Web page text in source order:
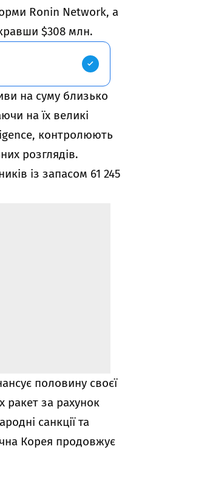
Ronin Network, а
$308 млн.
на суму близько
на їх великі
контролюють
розглядів.
із запасом 61 245
половину своєї
ракет за рахунок
санкції та
Корея продовжує